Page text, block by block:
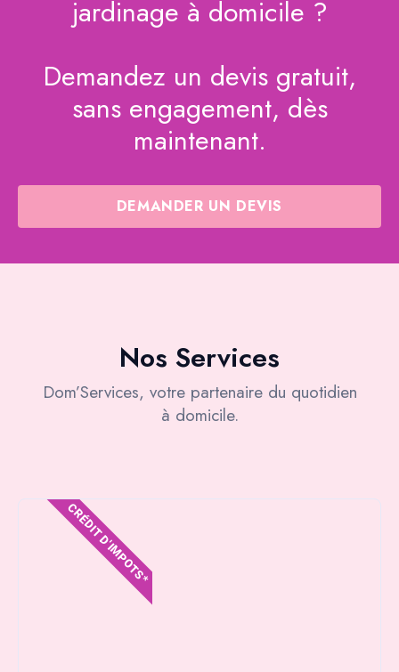
jardinage à domicile ?
Demandez un devis gratuit,
sans engagement, dès
maintenant.
DEMANDER UN DEVIS
Nos Services
Dom’Services, votre partenaire du quotidien
à domicile.
CRÉDIT D'IMPOTS*